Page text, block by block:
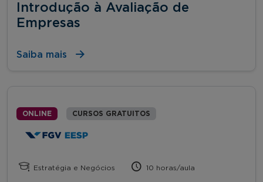
Introdução à Avaliação de
Empresas
Saiba mais
ONLINE CURSOS GRATUITOS
Estratégia e Negócios 10 horas/aula